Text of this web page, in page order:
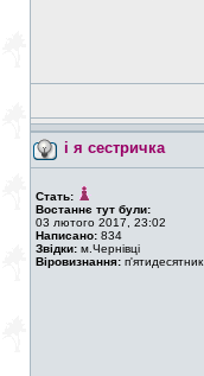
і я сестричка
Стать:
Востаннє тут були:
03 лютого 2017, 23:02
Написано: 834
Звідки: м.Чернівці
Віровизнання: п'ятидесятник